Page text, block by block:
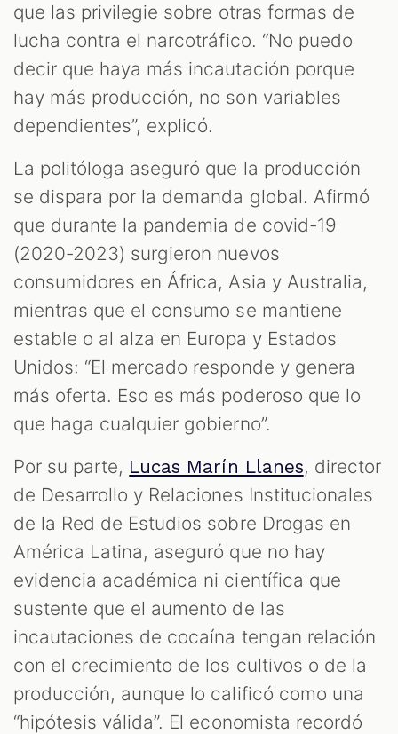
que las privilegie sobre otras formas de
lucha contra el narcotráfico. “No puedo
decir que haya más incautación porque
hay más producción, no son variables
dependientes”, explicó.
La politóloga aseguró que la producción
se dispara por la demanda global. Afirmó
que durante la pandemia de covid-19
(2020-2023) surgieron nuevos
consumidores en África, Asia y Australia,
mientras que el consumo se mantiene
estable o al alza en Europa y Estados
Unidos: “El mercado responde y genera
más oferta. Eso es más poderoso que lo
que haga cualquier gobierno”.
Por su parte, Lucas Marín Llanes, director
de Desarrollo y Relaciones Institucionales
de la Red de Estudios sobre Drogas en
América Latina, aseguró que no hay
evidencia académica ni científica que
sustente que el aumento de las
incautaciones de cocaína tengan relación
con el crecimiento de los cultivos o de la
producción, aunque lo calificó como una
“hipótesis válida”. El economista recordó